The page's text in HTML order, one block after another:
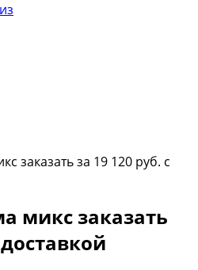
заказать за 19 120 руб. с
микс заказать